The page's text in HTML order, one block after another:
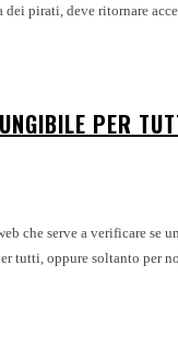
pirati, deve ritornare
PER
che serve a verificare se
tutti, oppure soltanto per